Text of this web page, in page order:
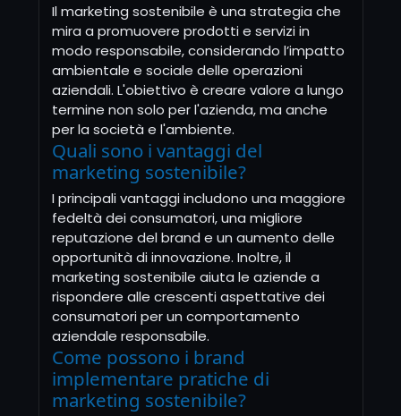
Il marketing sostenibile è una strategia che
mira a promuovere prodotti e servizi in
modo responsabile, considerando l’impatto
ambientale e sociale delle operazioni
aziendali. L'obiettivo è creare valore a lungo
termine non solo per l'azienda, ma anche
per la società e l'ambiente.
Quali sono i vantaggi del
marketing sostenibile?
I principali vantaggi includono una maggiore
fedeltà dei consumatori, una migliore
reputazione del brand e un aumento delle
opportunità di innovazione. Inoltre, il
marketing sostenibile aiuta le aziende a
rispondere alle crescenti aspettative dei
consumatori per un comportamento
aziendale responsabile.
Come possono i brand
implementare pratiche di
marketing sostenibile?